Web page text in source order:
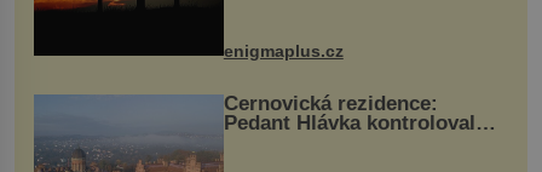
...
enigmaplus.cz
Černovická rezidence:
Pedant Hlávka kontroloval